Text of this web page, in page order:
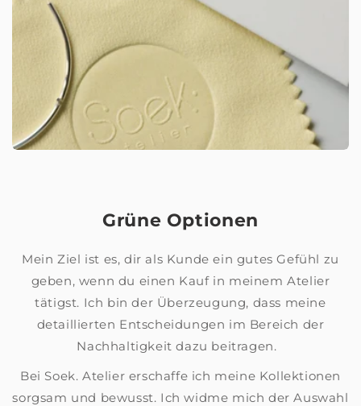
Grüne Optionen
Mein Ziel ist es, dir als Kunde ein gutes Gefühl zu
geben, wenn du einen Kauf in meinem Atelier
tätigst. Ich bin der Überzeugung, dass meine
detaillierten Entscheidungen im Bereich der
Nachhaltigkeit dazu beitragen.
Bei Soek. Atelier erschaffe ich meine Kollektionen
sorgsam und bewusst. Ich widme mich der Auswahl